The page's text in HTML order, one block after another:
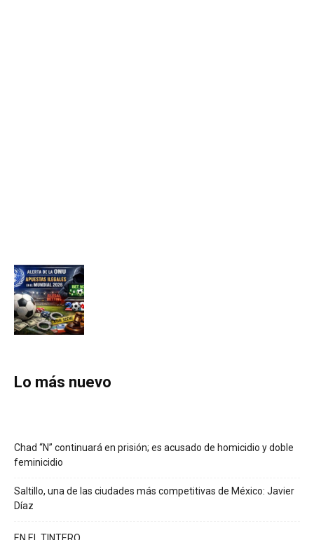
Lo más nuevo
Chad “N” continuará en prisión; es acusado de homicidio y doble
feminicidio
Saltillo, una de las ciudades más competitivas de México: Javier
Díaz